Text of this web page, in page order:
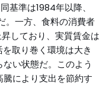
基準は1984年以降、
。一方、食料の消費者
しており、実質賃金は
取り巻く環境は大き
い状態だ。このよう
により支出を節約す